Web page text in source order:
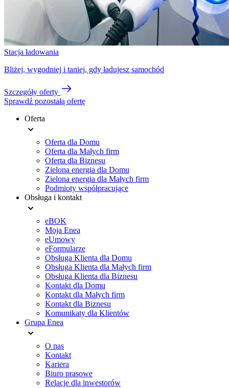
Stacja ładowania
Bliżej, wygodniej i taniej, gdy ładujesz samochód
Szczegóły oferty
Sprawdź pozostałą ofertę
Footer
Oferta
Oferta dla Domu
Oferta dla Małych firm
Oferta dla Biznesu
Zielona energia dla Domu
Zielona energia dla Małych firm
Podmioty współpracujące
Obsługa i kontakt
eBOK
Moja Enea
eUmowy
eFormularze
Obsługa Klienta dla Domu
Obsługa Klienta dla Małych firm
Obsługa Klienta dla Biznesu
Kontakt dla Domu
Kontakt dla Małych firm
Kontakt dla Biznesu
Komunikaty dla Klientów
Grupa Enea
O nas
Kontakt
Kariera
Biuro prasowe
Relacje dla inwestorów